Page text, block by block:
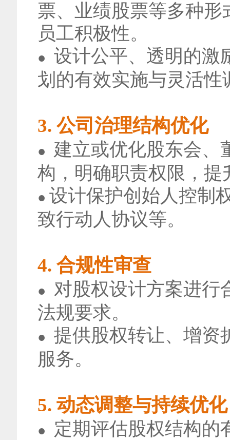
票、业绩股票等多种
员工积极性。
● 设计公平、透明的激
划的有效实施与灵活性
3. 公司治理结构优化
●
建立或优化股东会、
构，明确职责权限，提
● 设计保护创始人控制
致行动人协议等。
4. 合规性审查
●
对股权设计方案进行
法规要求。
● 提供股权转让、增资
服务。
5. 动态调整与持续优化
●
定期评估股权结构的